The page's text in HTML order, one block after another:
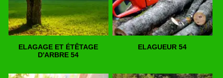
ELAGAGE ET ÉTÊTAGE
D'ARBRE 54
ELAGUEUR 54